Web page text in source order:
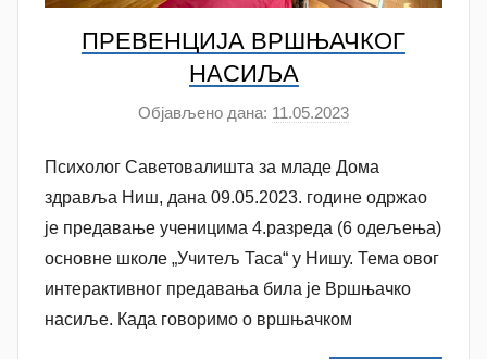
ПРЕВЕНЦИЈА ВРШЊАЧКОГ
НАСИЉА
Објављено дана: 11.05.2023
т
о
р
N
a
Психолог Саветовалишта за младе Дома
здравља Ниш, дана 09.05.2023. године одржао
је предавање ученицима 4.разреда (6 одељења)
основне школе „Учитељ Таса“ у Нишу. Тема овог
интерактивног предавања била је Вршњачко
насиље. Када говоримо о вршњачком